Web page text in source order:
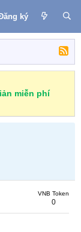
ký
miễn phí
VNB Token
0